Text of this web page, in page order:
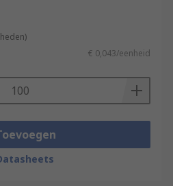
€ 0,043/eenheid